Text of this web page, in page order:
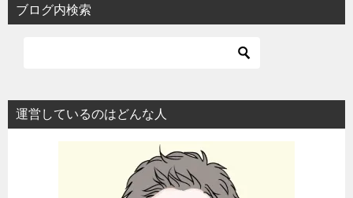
ブログ内検索
運営しているのはどんな人